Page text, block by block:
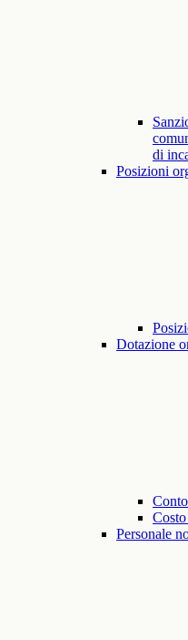
di
Posizioni
Dotazione
Personale